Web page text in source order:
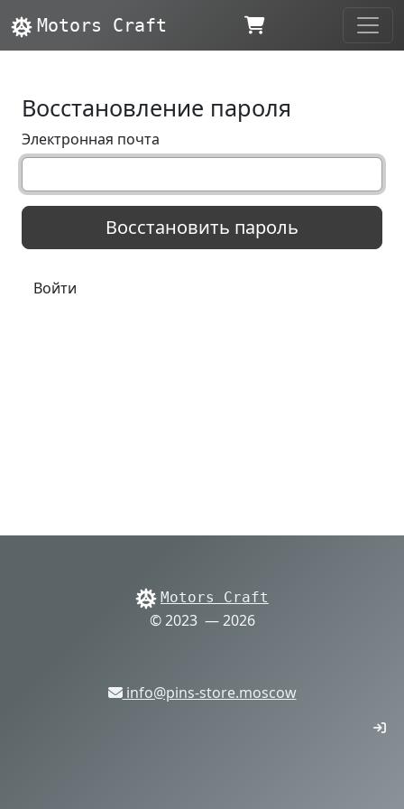
Motors Craft
Восстановление пароля
Электронная почта
Войти
Motors Craft
© 2023 — 2026
info@pins-store.moscow